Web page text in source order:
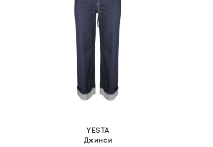
YESTA
Джинси